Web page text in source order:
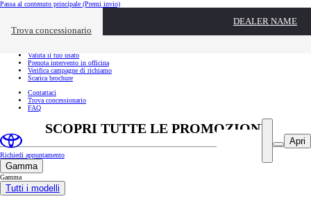
Passa al contenuto principale (Premi invio)
Trova concessionario
DEALER NAME
Link utili Chiudi overlay
Valuta il tuo usato
Prenota intervento in officina
Verifica campagne di richiamo
Scarica brochure
Contattaci
Trova concessionario
FAQ
Apri
SCOPRI TUTTE LE PROMOZIONI
Richiedi appuntamento
Gamma
Gamma
Tutti i modelli